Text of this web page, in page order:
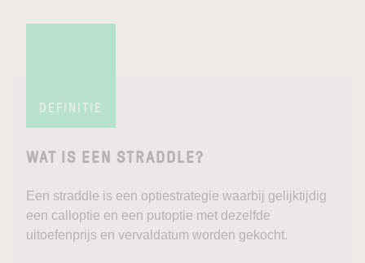
DEFINITIE
WAT IS EEN STRADDLE?
Een straddle is een optiestrategie waarbij gelijktijdig
een calloptie en een putoptie met dezelfde
uitoefenprijs en vervaldatum worden gekocht.